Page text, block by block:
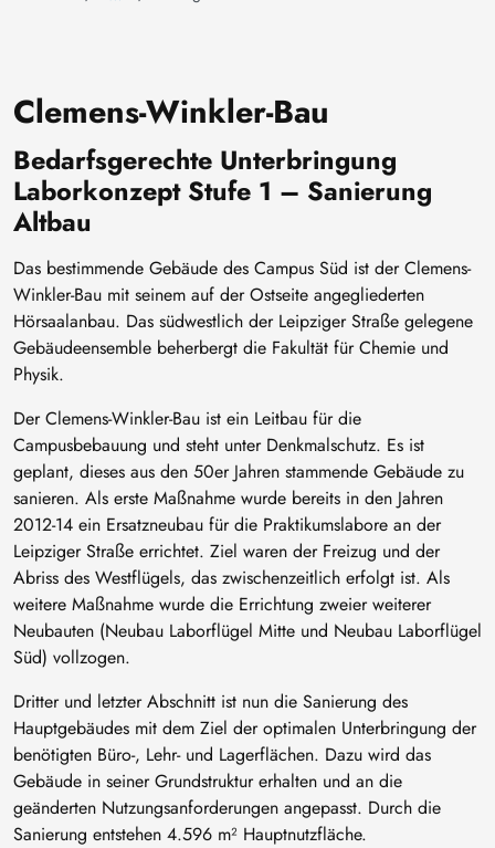
Clemens-Winkler-Bau
Bedarfsgerechte Unterbringung
Laborkonzept Stufe 1 – Sanierung
Altbau
Das bestimmende Gebäude des Campus Süd ist der Clemens-
Winkler-Bau mit seinem auf der Ostseite angegliederten
Hörsaalanbau. Das südwestlich der Leipziger Straße gelegene
Gebäudeensemble beherbergt die Fakultät für Chemie und
Physik.
Der Clemens-Winkler-Bau ist ein Leitbau für die
Campusbebauung und steht unter Denkmalschutz. Es ist
geplant, dieses aus den 50er Jahren stammende Gebäude zu
sanieren. Als erste Maßnahme wurde bereits in den Jahren
2012-14 ein Ersatzneubau für die Praktikumslabore an der
Leipziger Straße errichtet. Ziel waren der Freizug und der
Abriss des Westflügels, das zwischenzeitlich erfolgt ist. Als
weitere Maßnahme wurde die Errichtung zweier weiterer
Neubauten (Neubau Laborflügel Mitte und Neubau Laborflügel
Süd) vollzogen.
Dritter und letzter Abschnitt ist nun die Sanierung des
Hauptgebäudes mit dem Ziel der optimalen Unterbringung der
benötigten Büro-, Lehr- und Lagerflächen. Dazu wird das
Gebäude in seiner Grundstruktur erhalten und an die
geänderten Nutzungsanforderungen angepasst. Durch die
Sanierung entstehen 4.596 m² Hauptnutzfläche.